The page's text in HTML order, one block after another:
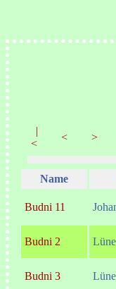
|
<
< >
Name
Budni 11
Budni 2
Budni 3